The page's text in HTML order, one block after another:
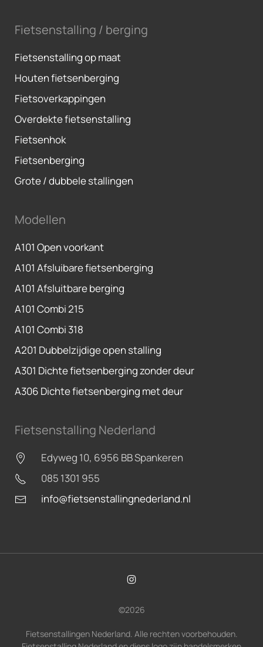
Fietsenstalling / berging
Fietsenstalling op maat
Houten fietsenberging
Fietsoverkappingen
Overdekte fietsenstalling
Fietsenhok
Fietsenberging
Grote / dubbele stallingen
Modellen
A101 Open voorkant
A101 Afsluibare fietsenberging
A101 Afsluitbare berging
A101 Combi 215
A101 Combi 318
A201 Dubbelzijdige open stalling
A301 Dichte fietsenberging zonder deur
A306 Dichte fietsenberging met deur
Fietsenstalling Nederland
Edyweg 10, 6956 BB Spankeren
085 1301 955
info@fietsenstallingnederland.nl
©2026
Fietsenstallingen Nederland. Alle rechten voorbehouden.